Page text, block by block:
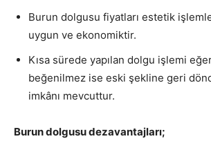
Burun dolgusu fiyatları estetik
uygun ve ekonomiktir.
Kısa sürede yapılan dolgu işlemi
beğenilmez ise eski şekline geri
imkânı mevcuttur.
Burun dolgusu dezavantajları;